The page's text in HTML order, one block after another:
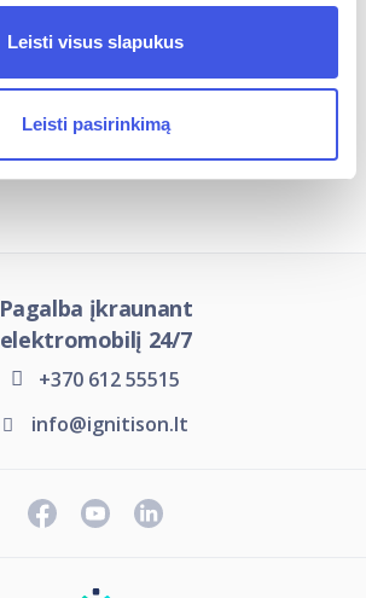
Leisti visus slapukus
Leisti pasirinkimą
Įkrovimo jungčių tipai
Įkrovimo stotelių tipai
Pagalba įkraunant
elektromobilį 24/7
+370 612 55515
info@ignitison.lt